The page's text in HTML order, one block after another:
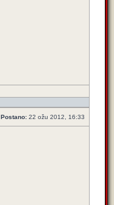
Postano: 22 ožu 2012, 16:33